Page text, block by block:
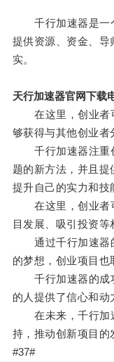
千行加速器是一
提供资源、资金、
实。
天行加速器官网下载
在这里，创业者
够获得与其他创业者
千行加速器注重
题的新方法，并且
提升自己的实力和技
在这里，创业者
目发展、吸引投资等
通过千行加速器的
的梦想，创业项目也
千行加速器的成
的人提供了信心和动
在未来，千行加
持，推动创新项目的
#37#